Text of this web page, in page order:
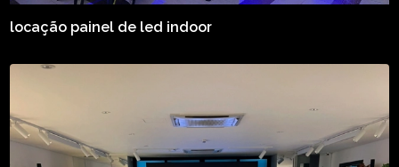
locação painel de led indoor